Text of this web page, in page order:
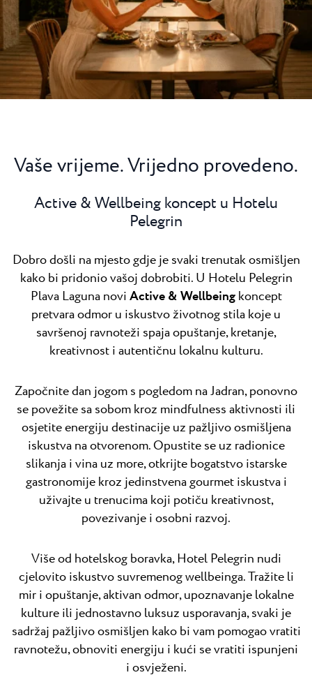
Plaže
Plava Laguna Sport
Aktivni odmor
Marine
Istražite sve
Novosti
Kontakt
Vaše vrijeme. Vrijedno provedeno.
Active & Wellbeing koncept u Hotelu
Pelegrin
Dobro došli na mjesto gdje je svaki trenutak osmišljen
kako bi pridonio vašoj dobrobiti. U Hotelu Pelegrin
Plava Laguna noviActive & Wellbeingkoncept
pretvara odmor u iskustvo životnog stila koje u
savršenoj ravnoteži spaja opuštanje, kretanje,
kreativnost i autentičnu lokalnu kulturu.
Započnite dan jogom s pogledom na Jadran, ponovno
se povežite sa sobom kroz mindfulness aktivnosti ili
osjetite energiju destinacije uz pažljivo osmišljena
iskustva na otvorenom. Opustite se uz radionice
slikanja i vina uz more, otkrijte bogatstvo istarske
gastronomije kroz jedinstvena gourmet iskustva i
uživajte u trenucima koji potiču kreativnost,
povezivanje i osobni razvoj.
Više od hotelskog boravka, Hotel Pelegrin nudi
cjelovito iskustvo suvremenog wellbeinga. Tražite li
mir i opuštanje, aktivan odmor, upoznavanje lokalne
kulture ili jednostavno luksuz usporavanja, svaki je
sadržaj pažljivo osmišljen kako bi vam pomogao vratiti
ravnotežu, obnoviti energiju i kući se vratiti ispunjeni
i osvježeni.